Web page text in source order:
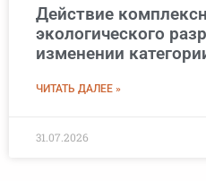
Действие
экологического
изменении
ЧИТАТЬ ДАЛЕЕ »
31.07.2026